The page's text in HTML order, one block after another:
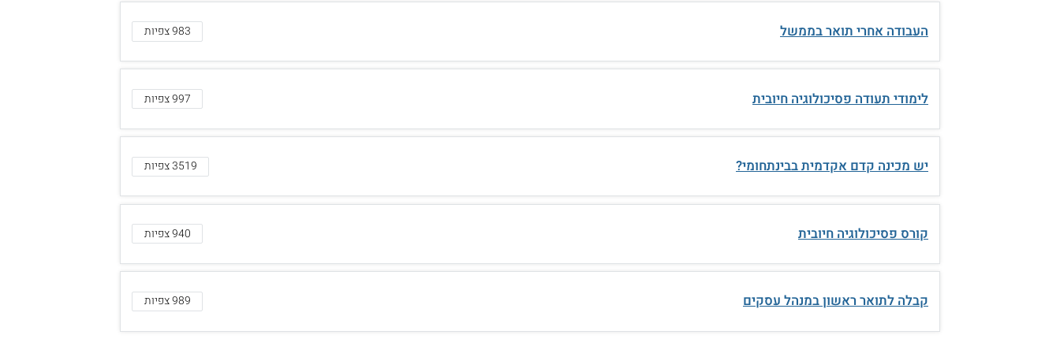
העבודה אחרי תואר בממשל 983 צפיות
לימודי תעודה פסיכולוגיה חיובית 997 צפיות
יש מכינה קדם אקדמית בבינתחומי? 3519 צפיות
קורס פסיכולוגיה חיובית 940 צפיות
קבלה לתואר ראשון במנהל עסקים 989 צפיות